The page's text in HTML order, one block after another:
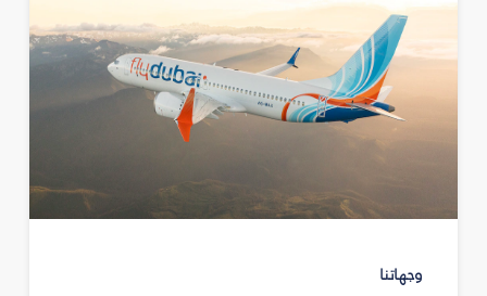
وجهاتنا